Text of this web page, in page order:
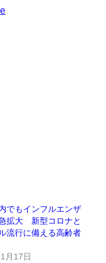
でもインフルエンザ
拡大 新型コロナと
流行に備える高齢者
月17日